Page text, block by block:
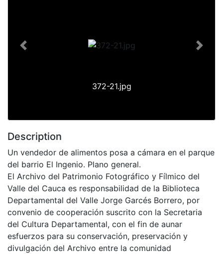
372-21.jpg
Previous Next
Description
Un vendedor de alimentos posa a cámara en el parque
del barrio El Ingenio. Plano general.
El Archivo del Patrimonio Fotográfico y Fílmico del
Valle del Cauca es responsabilidad de la Biblioteca
Departamental del Valle Jorge Garcés Borrero, por
convenio de cooperación suscrito con la Secretaria
del Cultura Departamental, con el fin de aunar
esfuerzos para su conservación, preservación y
divulgación del Archivo entre la comunidad